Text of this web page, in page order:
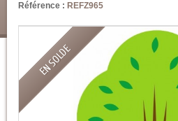
Référence : REFZ965
EN SOLDE